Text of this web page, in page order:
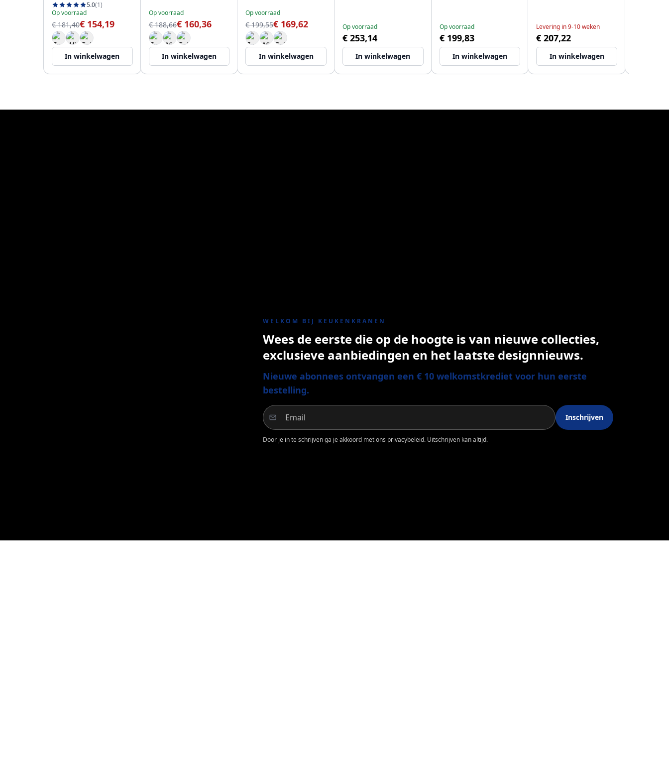
5.0(1)
Op voorraad
€ 181,40€ 154,19
In winkelwagen
Op voorraad
€ 188,66€ 160,36
In winkelwagen
Op voorraad
€ 199,55€ 169,62
In winkelwagen
Op voorraad
€ 253,14
In winkelwagen
Op voorraad
€ 199,83
In winkelwagen
Levering in 9-10 weken
€ 207,22
In winkelwagen
WELKOM BIJ KEUKENKRANEN
Wees de eerste die op de hoogte is van nieuwe collecties,
exclusieve aanbiedingen en het laatste designnieuws.
Nieuwe abonnees ontvangen een € 10 welkomstkrediet voor hun eerste
bestelling.
Inschrijven
Door je in te schrijven ga je akkoord met ons privacybeleid. Uitschrijven kan altijd.